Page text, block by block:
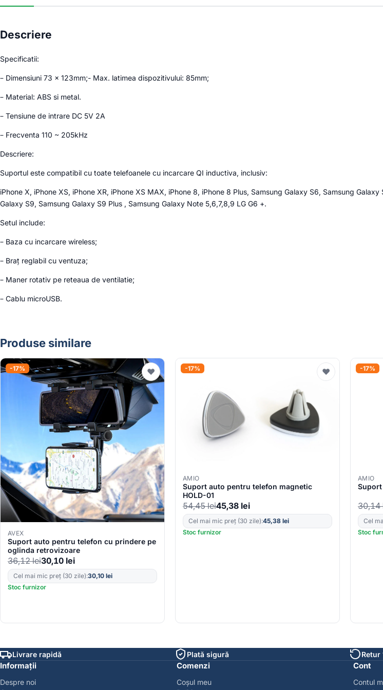
Descriere
Specificatii:
– Dimensiuni 73 x 123mm;- Max. latimea dispozitivului: 85mm;
– Material: ABS si metal.
– Tensiune de intrare DC 5V 2A
– Frecventa 110 ~ 205kHz
Descriere:
Suportul este compatibil cu toate telefoanele cu incarcare QI inductiva, inclusiv:
iPhone X, iPhone XS, iPhone XR, iPhone XS MAX, iPhone 8, iPhone 8 Plus, Samsung Galaxy S6, Samsung
Galaxy S9, Samsung Galaxy S9 Plus , Samsung Galaxy Note 5,6,7,8,9 LG G6 +.
Setul include:
– Baza cu incarcare wireless;
– Braț reglabil cu ventuza;
– Maner rotativ pe reteaua de ventilatie;
– Cablu microUSB.
Produse similare
-17% ♥
AVEX
Suport auto pentru telefon cu prindere pe
oglinda retrovizoare
36,12lei30,10 lei
Cel mai mic preț (30 zile):30,10 lei
Stoc furnizor
-17% ♥
AMIO
Suport auto pentru telefon magnetic
HOLD-01
54,45lei45,38 lei
Cel mai mic preț (30 zile):45,38 lei
Stoc furnizor
-17%
AMIO
30,14
Cel
Stoc
Livrare rapidă Plată sigură Retur
Informații
Despre noi
Comenzi
Coșul meu
Cont
Contul